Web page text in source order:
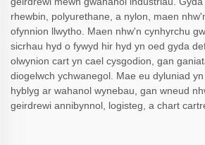
rhewbin, polyurethane, a nylon, maen
ofynnion llwytho. Maen nhw'n cynhyrchu
sicrhau hyd o fywyd hir hyd yn oed gyda
olwynion cart yn cael cysgodion, gan
diogelwch ychwanegol. Mae eu dyluniad
hyblyg ar wahanol wynebau, gan wneud
geirdrewi annibynnol, logisteg, a chart